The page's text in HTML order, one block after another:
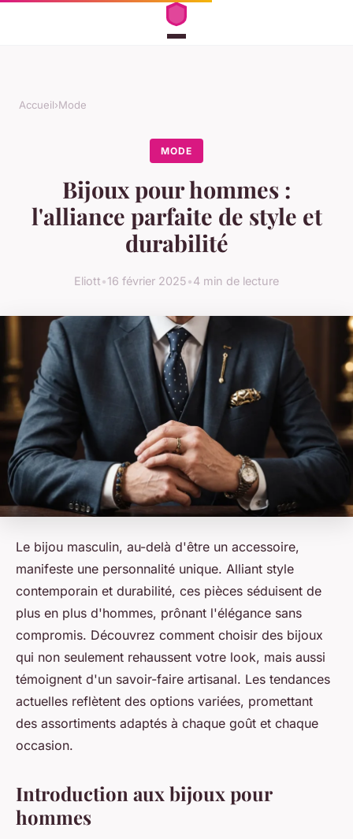
Accueil›Mode
MODE
Bijoux pour hommes :
l'alliance parfaite de style et
durabilité
Eliott•16 février 2025•4 min de lecture
Le bijou masculin, au-delà d'être un accessoire,
manifeste une personnalité unique. Alliant style
contemporain et durabilité, ces pièces séduisent de
plus en plus d'hommes, prônant l'élégance sans
compromis. Découvrez comment choisir des bijoux
qui non seulement rehaussent votre look, mais aussi
témoignent d'un savoir-faire artisanal. Les tendances
actuelles reflètent des options variées, promettant
des assortiments adaptés à chaque goût et chaque
occasion.
Introduction aux bijoux pour
hommes